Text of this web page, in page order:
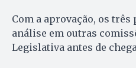
Com a aprovação, os
análise em outras
Legislativa antes de